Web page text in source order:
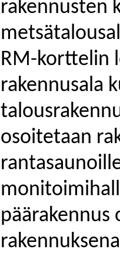
rakennusten
RM-korttelin
rakennusala
osoitetaan
päärakennus